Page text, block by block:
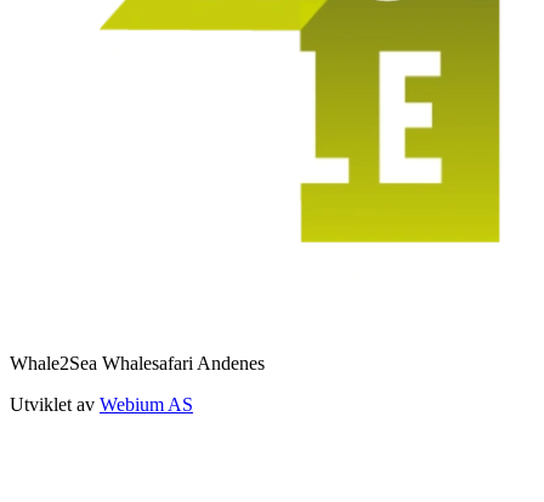
Whale2Sea Whalesafari Andenes
Utviklet av Webium AS